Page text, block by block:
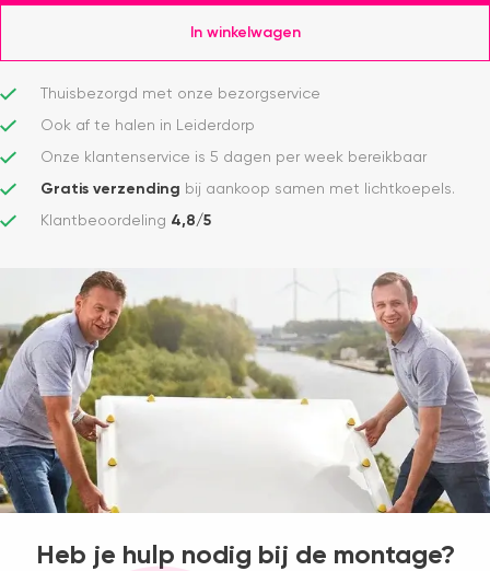
In winkelwagen
Thuisbezorgd met onze bezorgservice
Ook af te halen in Leiderdorp
Onze klantenservice is 5 dagen per week bereikbaar
Gratis verzending bij aankoop samen met lichtkoepels.
Klantbeoordeling 4,8/5
Heb je hulp nodig bij de montage?